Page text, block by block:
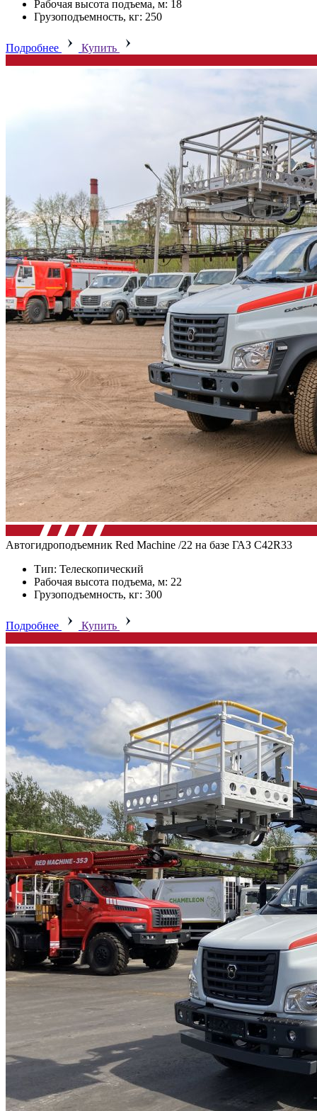
Рабочая высота подъема, м: 18
Грузоподъемность, кг: 250
Подробнее Купить
Автогидроподъемник Red Machine /22 на базе ГАЗ C42R33
Тип: Телескопический
Рабочая высота подъема, м: 22
Грузоподъемность, кг: 300
Подробнее Купить